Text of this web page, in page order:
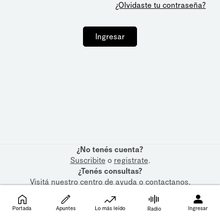
¿Olvidaste tu contraseña?
Ingresar
¿No tenés cuenta?
Suscribite o registrate.
¿Tenés consultas?
Visitá nuestrocentro de ayudaocontactanos.
Portada Apuntes Lo más leído Radio Ingresar